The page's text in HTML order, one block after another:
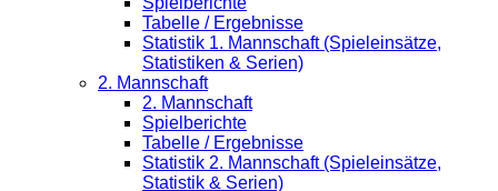
Tabelle / Ergebnisse
Statistik 1. Mannschaft (Spieleinsätze,
Statistiken & Serien)
2. Mannschaft
2. Mannschaft
Spielberichte
Tabelle / Ergebnisse
Statistik 2. Mannschaft (Spieleinsätze,
Statistik & Serien)